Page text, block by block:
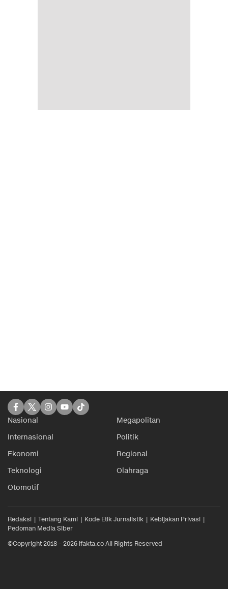
Nasional
Megapolitan
Internasional
Politik
Ekonomi
Regional
Teknologi
Olahraga
Otomotif
Redaksi Tentang Kami Kode Etik Jurnalistik
Kebijakan Privasi
Pedoman Media Siber
©Copyright 2018 – 2026 ifakta.co All Rights Reserved